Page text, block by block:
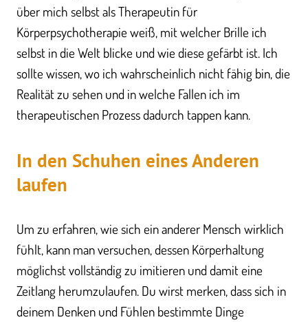
über mich selbst als Therapeutin für
Körperpsychotherapie weiß, mit welcher Brille ich
selbst in die Welt blicke und wie diese gefärbt ist. Ich
sollte wissen, wo ich wahrscheinlich nicht fähig bin, die
Realität zu sehen und in welche Fallen ich im
therapeutischen Prozess dadurch tappen kann.
In den Schuhen eines Anderen
laufen
Um zu erfahren, wie sich ein anderer Mensch wirklich
fühlt, kann man versuchen, dessen Körperhaltung
möglichst vollständig zu imitieren und damit eine
Zeitlang herumzulaufen. Du wirst merken, dass sich in
deinem Denken und Fühlen bestimmte Dinge